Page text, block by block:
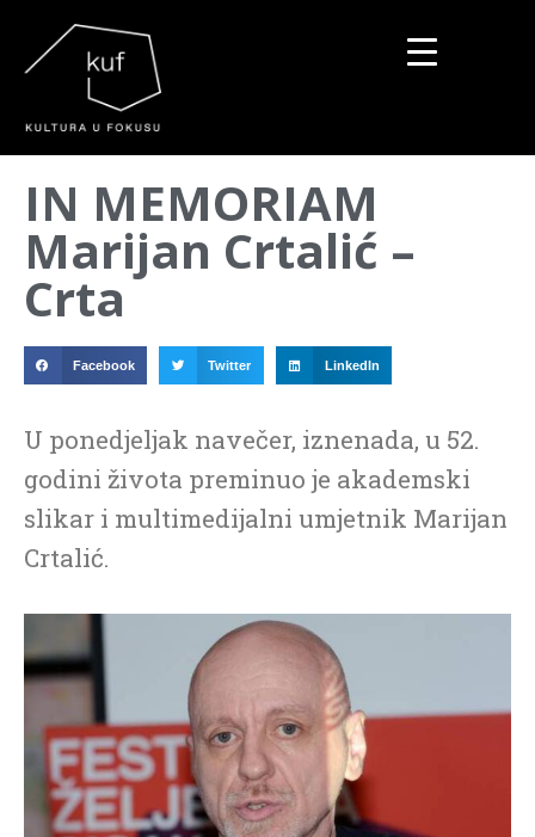
IN MEMORIAM
Marijan Crtalić –
Crta
Facebook Twitter LinkedIn
U ponedjeljak navečer, iznenada, u 52.
godini života preminuo je akademski
slikar i multimedijalni umjetnik Marijan
Crtalić.
▼
▼